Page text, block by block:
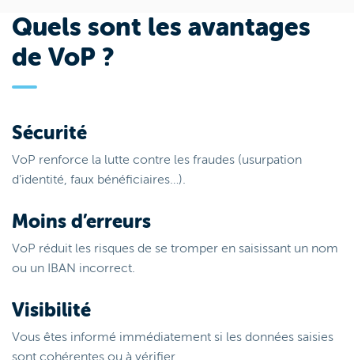
Quels sont les avantages
de VoP ?
Sécurité
VoP renforce la lutte contre les fraudes (usurpation
d’identité, faux bénéficiaires…).
Moins d’erreurs
VoP réduit les risques de se tromper en saisissant un nom
ou un IBAN incorrect.
Visibilité
Vous êtes informé immédiatement si les données saisies
sont cohérentes ou à vérifier.